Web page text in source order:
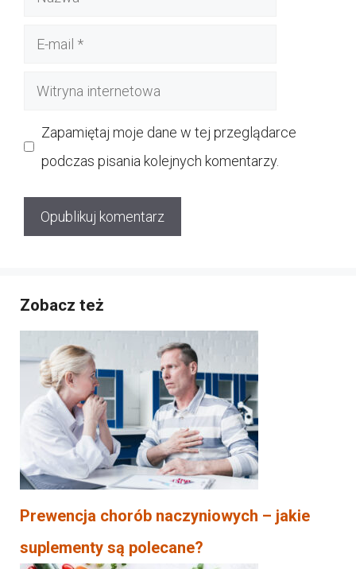
Witryna
Zapamiętaj moje dane w tej przeglądarce
podczas pisania kolejnych komentarzy.
Zobacz też
Prewencja chorób naczyniowych – jakie
suplementy są polecane?